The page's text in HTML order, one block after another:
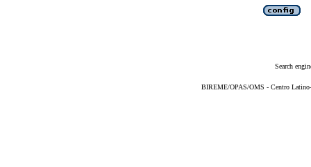
Search
BIREME/OPAS/OMS - Centro Latino-